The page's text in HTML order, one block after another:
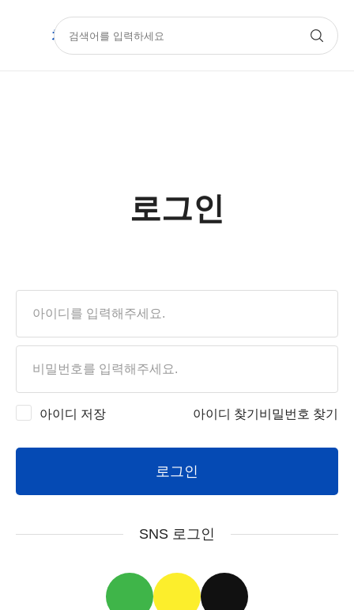
치과몰기공몰아카데미
로그인
아이디 저장 아이디 찾기 비밀번호 찾기
로그인
SNS 로그인